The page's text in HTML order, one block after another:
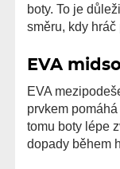
boty. To je
směru, kdy
EVA
EVA
prvkem
tomu boty lépe
dopady během